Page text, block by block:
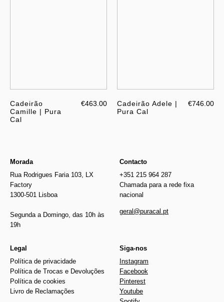
Cadeirão
Camille | Pura
Cal
€463.00
Cadeirão Adele |
Pura Cal
€746.00
Morada
Rua Rodrigues Faria 103, LX
Factory
1300-501 Lisboa
Segunda a Domingo, das 10h às
19h
Contacto
+351 215 964 287
Chamada para a rede fixa
nacional
geral@puracal.pt
Legal
Política de privacidade
Política de Trocas e Devoluções
Política de cookies
Livro de Reclamações
Siga-nos
Instagram
Facebook
Pinterest
Youtube